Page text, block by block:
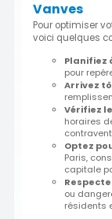
Vanves
Pour optimiser
voici quelques
Planifiez
pour
Arrivez
Vérifiez
horaires
Optez
Paris,
capitale
ou
résidents